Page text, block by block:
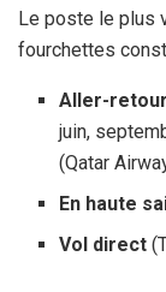
Le poste le plus
fourchettes
Aller-
juin,
(Qatar
En haute
Vol direct